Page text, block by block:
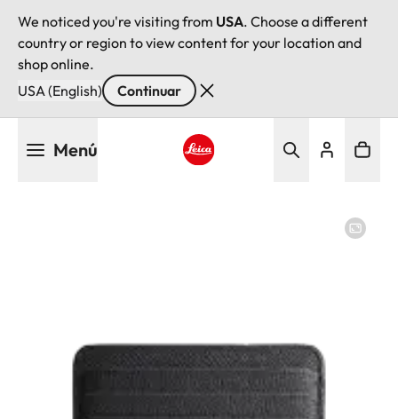
We noticed you're visiting from USA. Choose a different
country or region to view content for your location and
shop online.
USA (English)
Continuar
Menú